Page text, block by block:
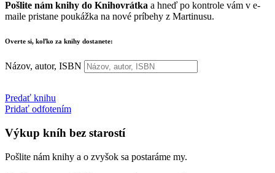
Pošlite nám knihy do Knihovrátka a hneď po kontrole vám v e-
maile pristane poukážka na nové príbehy z Martinusu.
Overte si, koľko za knihy dostanete:
Názov, autor, ISBN
Predať knihu
Pridať odfotením
Výkup kníh bez starostí
Pošlite nám knihy a o zvyšok sa postaráme my.